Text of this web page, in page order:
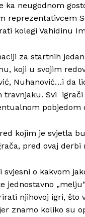
ka neugodnom
reprezentativcem
kolegi Vahidinu
za startnih
koji u svojim
Nuhanović…i da
travnjaku. Svi
kojim je svjetla
pred ovaj derbi
svjesni o kakvom
jednostavno
njihovoj igri, što
znamo koliko su